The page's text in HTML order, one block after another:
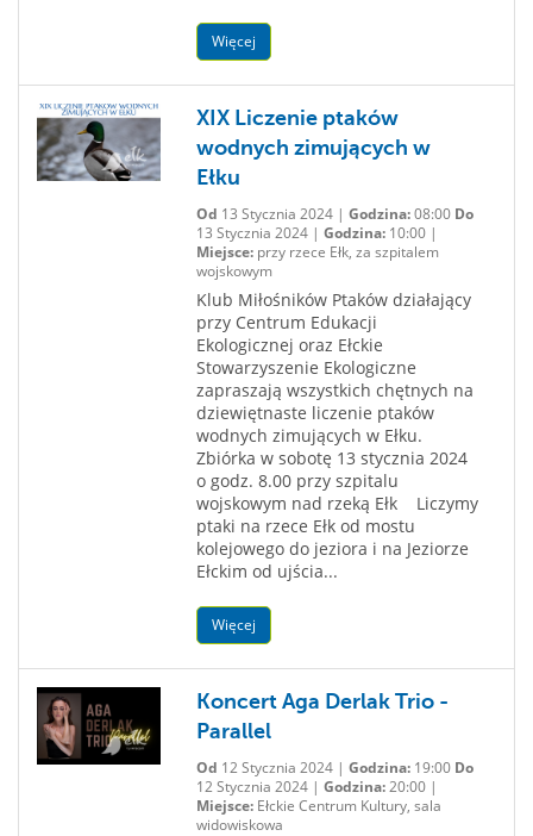
Więcej
XIX Liczenie ptaków
wodnych zimujących w
Ełku
Od 13 Stycznia 2024 | Godzina:08:00 Do
13 Stycznia 2024 | Godzina:10:00 |
Miejsce:przy rzece Ełk, za szpitalem
wojskowym
Klub Miłośników Ptaków działający
przy Centrum Edukacji
Ekologicznej oraz Ełckie
Stowarzyszenie Ekologiczne
zapraszają wszystkich chętnych na
dziewiętnaste liczenie ptaków
wodnych zimujących w Ełku.
Zbiórka w sobotę 13 stycznia 2024
o godz. 8.00 przy szpitalu
wojskowym nad rzeką Ełk Liczymy
ptaki na rzece Ełk od mostu
kolejowego do jeziora i na Jeziorze
Ełckim od ujścia...
Więcej
Koncert Aga Derlak Trio -
Parallel
Od 12 Stycznia 2024 | Godzina:19:00 Do
12 Stycznia 2024 | Godzina:20:00 |
Miejsce:Ełckie Centrum Kultury, sala
widowiskowa